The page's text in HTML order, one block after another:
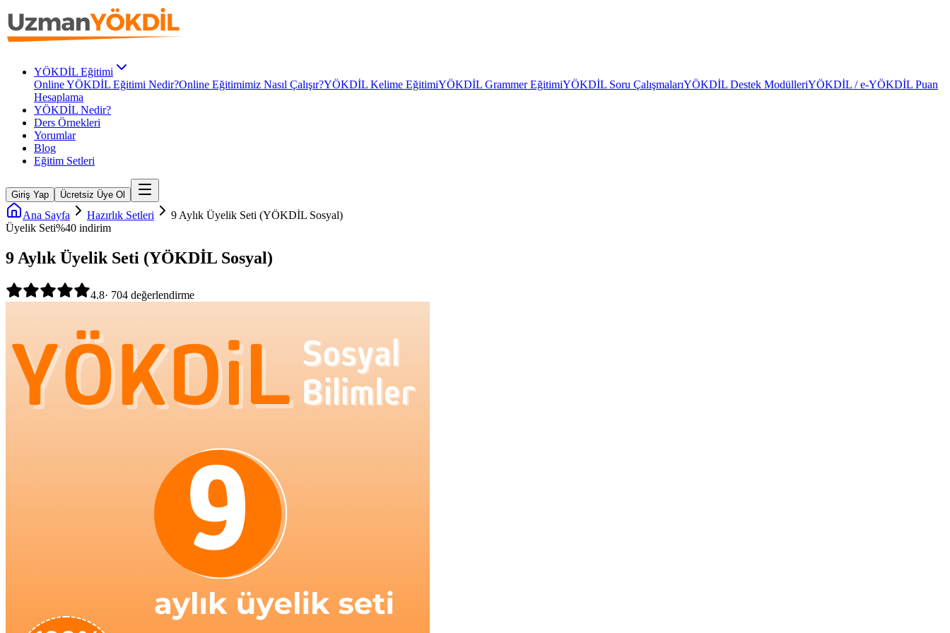
YÖKDİL Eğitimi
Online YÖKDİL Eğitimi Nedir?Online Eğitimimiz Nasıl Çalışır?YÖKDİL Kelime EğitimiYÖKDİL Grammer EğitimiYÖKDİL Soru ÇalışmalarıYÖKDİL Destek ModülleriYÖKDİL / e-YÖKDİL Puan
Hesaplama
YÖKDİL Nedir?
Ders Örnekleri
Yorumlar
Blog
Eğitim Setleri
Giriş Yap Ücretsiz Üye Ol
Ana Sayfa Hazırlık Setleri
9 Aylık Üyelik Seti (YÖKDİL Sosyal)
Üyelik Seti%40 indirim
9 Aylık Üyelik Seti (YÖKDİL Sosyal)
4.8· 704 değerlendirme